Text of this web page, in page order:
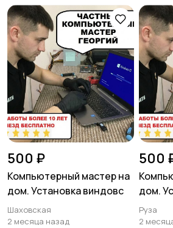
500 ₽
Компьютерный мастер на
дом. Установка виндовс
Шаховская
2 месяца назад
500
дом.
Руза
2